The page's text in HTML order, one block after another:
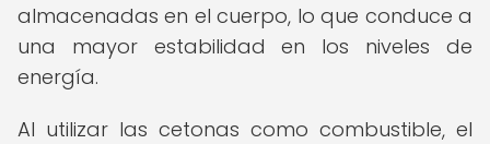
almacenadas en el cuerpo, lo que conduce a
una mayor estabilidad en los niveles de
energía.
Al utilizar las cetonas como combustible, el